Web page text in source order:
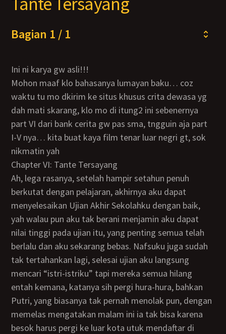
Bagian 1 / 1
Ini ni karya gw asli!!!
Mohon maaf klo bahasanya lumayan baku… coz
waktu tu mo dkirim ke situs khusus crita dewasa yg
dah mati skarang, klo mo di itung2 ini sebenernya
part VI dari bank cerita gw pas sma, tngguin aja part
I-V nya… kita buat kaya film tenar luar negri gt, sok
nikmatin yah
Chapter VI: Tante Tersayang
Ah, lega rasanya, setelah hampir setahun penuh
berkutat dengan pelajaran, akhirnya aku dapat
menyelesaikan Ujian Akhir Sekolahku dengan baik,
yah walau pun aku tak berani menjamin aku dapat
nilai tinggi pada ujian itu, yang penting semua telah
berlalu dan aku sekarang bebas. Nafsuku juga sudah
tak tertahankan lagi, selesai ujian aku langsung
mencari “istri-istriku” tapi mereka semua hilang
entah kemana, katanya sih pergi hura-hura, bahkan
Putri, yang biasanya tak pernah menolak pun, dengan
memelas mengatakan malam ini ia tak bisa karena
besok harus pergi ke luar kota utuk mendaftar di